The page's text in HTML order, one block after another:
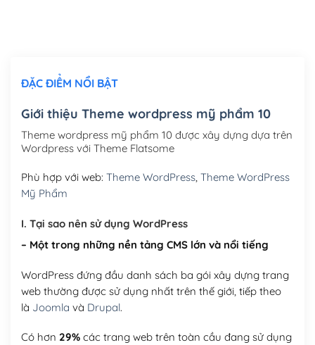
Mua thêm Host + Tên miền
Tên miền quốc tế .com .net .org (1 năm)
(+300,000₫)
Tên miền Việt Nam .vn (1 năm)(+550,000₫)
Hosting 3GB SSD (1 năm)
Hosting 5GB SSD (1 năm)
Hosting 8GB SSD (1 năm) (+950,000₫)
ĐẶC ĐIỂM NỔI BẬT
Giới thiệu Theme wordpress mỹ phẩm 10
Theme wordpress mỹ phẩm 10 được xây dựng dựa trên
Wordpress với Theme Flatsome
Phù hợp với web: Theme WordPress, Theme WordPress
Mỹ Phẩm
I. Tại sao nên sử dụng WordPress
– Một trong những nền tảng CMS lớn và nổi tiếng
WordPress đứng đầu danh sách ba gói xây dựng trang
web thường được sử dụng nhất trên thế giới, tiếp theo
là Joomla và Drupal.
Có hơn 29%các trang web trên toàn cầu đang sử dụng